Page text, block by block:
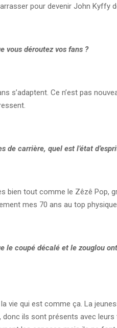
pour devenir John Kyffy
vous déroutez vos fans ?
s’adaptent. Ce n’est pas
de carrière, quel est l’état
bien tout comme le Zêzê Pop,
mes 70 ans au top
le coupé décalé et le zouglou
vie qui est comme ça. La
donc ils sont présents avec